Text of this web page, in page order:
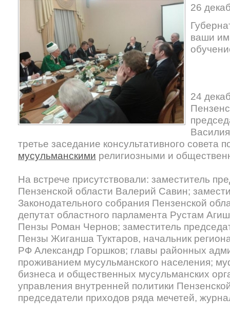
26
ваши
24
третье заседание консультативного совета
мусульманскими религиозными и
На встрече присутствовали: заместитель
Пензенской области Валерий Савин;
Законодательного собрания Пензенской
депутат областного парламента Рустам
Пензы Роман Чернов; заместитель
Пензы Жиганша Туктаров, начальник
РФ Александр Горшков; главы районных
проживанием мусульманского населения;
бизнеса и общественных мусульманских
управления внутренней политики
председатели приходов ряда мечетей,